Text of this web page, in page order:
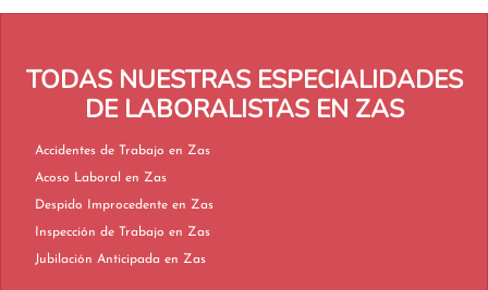
TODAS NUESTRAS ESPECIALIDADES
DE LABORALISTAS EN ZAS
Accidentes de Trabajo en Zas
Acoso Laboral en Zas
Despido Improcedente en Zas
Inspección de Trabajo en Zas
Jubilación Anticipada en Zas